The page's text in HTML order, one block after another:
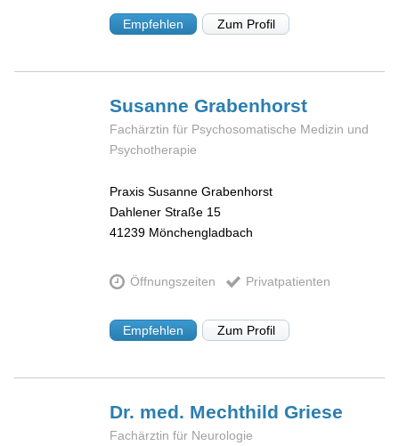
Empfehlen Zum Profil
SusanneGrabenhorst
Fachärztin für Psychosomatische Medizin und
Psychotherapie
Praxis Susanne Grabenhorst
Dahlener Straße 15
41239 Mönchengladbach
Öffnungszeiten Privatpatienten
Empfehlen Zum Profil
Dr. med. MechthildGriese
Fachärztin für Neurologie